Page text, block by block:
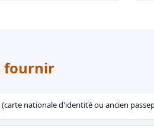
fournir
nationale d'identité ou ancien